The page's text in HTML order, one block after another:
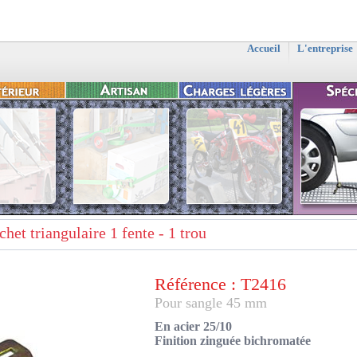
Accueil L'entreprise
triangulaire 1 fente - 1 trou
Référence : T2416
Pour sangle 45 mm
En acier 25/10
Finition zinguée bichromatée